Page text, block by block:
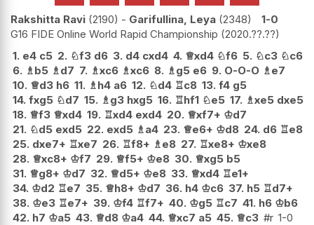
Rakshitta Ravi 2190 - Garifullina, Leya 2348
1-0
G16 FIDE Online World Rapid Championship 2020.??.??
1. e4 c5 2. ♘f3 d6 3. d4 cxd4 4. ♕xd4 ♘f6 5. ♘c3 ♘c6
6. ♗b5 ♗d7 7. ♗xc6 ♗xc6 8. ♗g5 e6 9. O-O-O ♗e7
10. ♕d3 h6 11. ♗h4 a6 12. ♘d4 ♖c8 13. f4 g5
14. fxg5 ♘d7 15. ♗g3 hxg5 16. ♖hf1 ♘e5 17. ♗xe5 dxe5
18. ♕f3 ♕xd4 19. ♖xd4 exd4 20. ♕xf7+ ♔d7
21. ♘d5 exd5 22. exd5 ♗a4 23. ♕e6+ ♔d8 24. d6 ♖e8
25. dxe7+ ♖xe7 26. ♖f8+ ♗e8 27. ♖xe8+ ♔xe8
28. ♕xc8+ ♔f7 29. ♕f5+ ♔e8 30. ♕xg5 b5
31. ♕g8+ ♔d7 32. ♕d5+ ♔e8 33. ♕xd4 ♖e1+
34. ♔d2 ♖e7 35. ♕h8+ ♔d7 36. h4 ♔c6 37. h5 ♖d7+
38. ♔e3 ♖e7+ 39. ♔f4 ♖f7+ 40. ♔g5 ♖c7 41. h6 ♔b6
42. h7 ♔a5 43. ♕d8 ♔a4 44. ♕xc7 a5 45. ♕c3 #r 1-0